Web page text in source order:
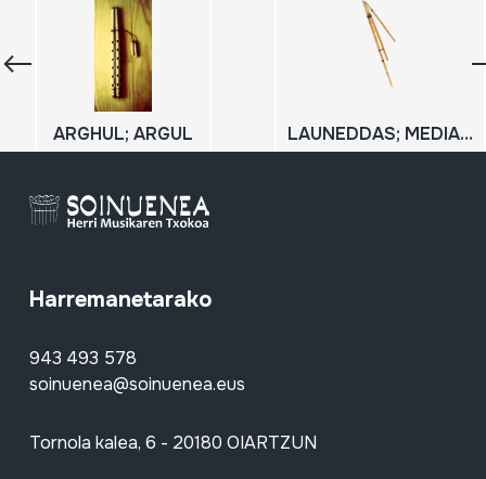
ARGHUL; ARGUL LAUNEDDAS; MEDIANA PIPIA; MEDIANA SCIUTA
Harremanetarako
943 493 578
soinuenea@soinuenea.eus
Tornola kalea, 6 - 20180 OIARTZUN